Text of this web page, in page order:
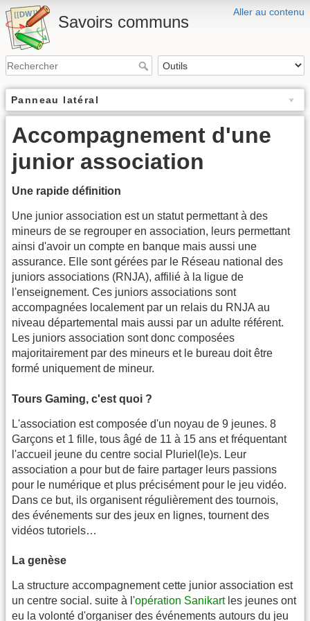
Aller au contenu
Savoirs communs
Panneau latéral
Accompagnement d'une
junior association
Une rapide définition
Une junior association est un statut permettant à des
mineurs de se regrouper en association, leurs permettant
ainsi d'avoir un compte en banque mais aussi une
assurance. Elle sont gérées par le Réseau national des
juniors associations (RNJA), affilié à la ligue de
l'enseignement. Ces juniors associations sont
accompagnées localement par un relais du RNJA au
niveau départemental mais aussi par un adulte référent.
Les juniors association sont donc composées
majoritairement par des mineurs et le bureau doit être
formé uniquement de mineur.
Tours Gaming, c'est quoi ?
L'association est composée d'un noyau de 9 jeunes. 8
Garçons et 1 fille, tous âgé de 11 à 15 ans et fréquentant
l'accueil jeune du centre social Pluriel(le)s. Leur
association a pour but de faire partager leurs passions
pour le numérique et plus précisément pour le jeu vidéo.
Dans ce but, ils organisent régulièrement des tournois,
des événements sur des jeux en lignes, tournent des
vidéos tutoriels…
La genèse
La structure accompagnement cette junior association est
un centre social. suite à l'opération Sanikartles jeunes ont
eu la volonté d'organiser des événements autours du jeu